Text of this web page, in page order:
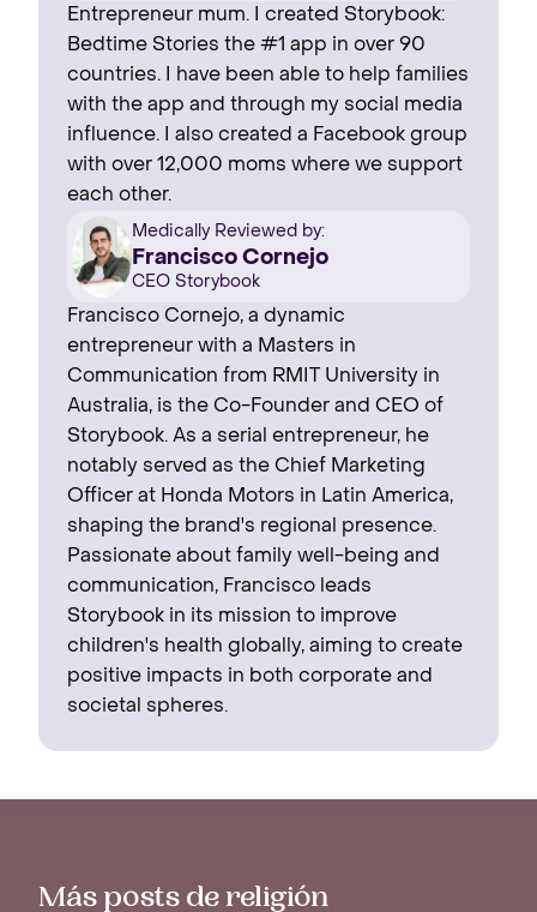
Entrepreneur mum. I created Storybook:
Bedtime Stories the #1 app in over 90
countries. I have been able to help families
with the app and through my social media
influence. I also created a Facebook group
with over 12,000 moms where we support
each other.
Medically Reviewed by:
Francisco Cornejo
CEO Storybook
Francisco Cornejo, a dynamic
entrepreneur with a Masters in
Communication from RMIT University in
Australia, is the Co-Founder and CEO of
Storybook. As a serial entrepreneur, he
notably served as the Chief Marketing
Officer at Honda Motors in Latin America,
shaping the brand's regional presence. ‍
Passionate about family well-being and
communication, Francisco leads
Storybook in its mission to improve
children's health globally, aiming to create
positive impacts in both corporate and
societal spheres.
Más posts de religión